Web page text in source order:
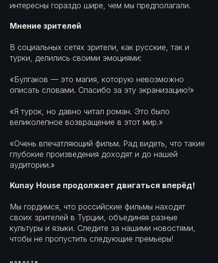
интересны гораздо шире, чем мы предполагали.
Мнение зрителей
В социальных сетях зрители, как русские, так и
турки, делились своими эмоциями:
«Булгаков — это магия, которую невозможно
описать словами. Спасибо за эту экранизацию!»
«Я турок, но давно читал роман. Это было
великолепное возвращение в этот мир.»
«Очень впечатляющий фильм. Рад видеть, что такие
глубокие произведения доходят и до нашей
аудитории.»
Kunay House продолжает двигаться вперёд!
Мы гордимся, что российские фильмы находят
своих зрителей в Турции, объединяя разные
культуры и языки. Следите за нашими новостями,
чтобы не пропустить следующие премьеры!